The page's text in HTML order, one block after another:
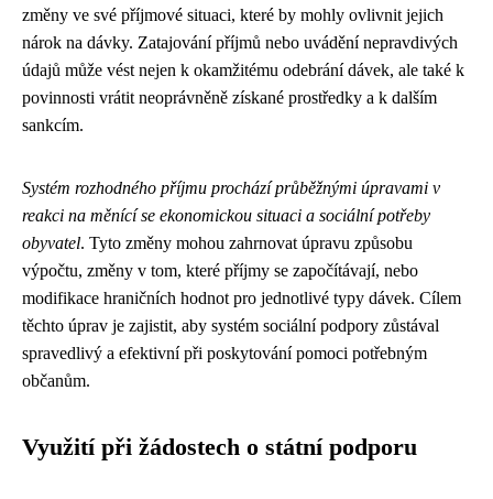
změny ve své příjmové situaci, které by mohly ovlivnit jejich
nárok na dávky. Zatajování příjmů nebo uvádění nepravdivých
údajů může vést nejen k okamžitému odebrání dávek, ale také k
povinnosti vrátit neoprávněně získané prostředky a k dalším
sankcím.
Systém rozhodného příjmu prochází průběžnými úpravami v
reakci na měnící se ekonomickou situaci a sociální potřeby
obyvatel. Tyto změny mohou zahrnovat úpravu způsobu
výpočtu, změny v tom, které příjmy se započítávají, nebo
modifikace hraničních hodnot pro jednotlivé typy dávek. Cílem
těchto úprav je zajistit, aby systém sociální podpory zůstával
spravedlivý a efektivní při poskytování pomoci potřebným
občanům.
Využití při žádostech o státní podporu